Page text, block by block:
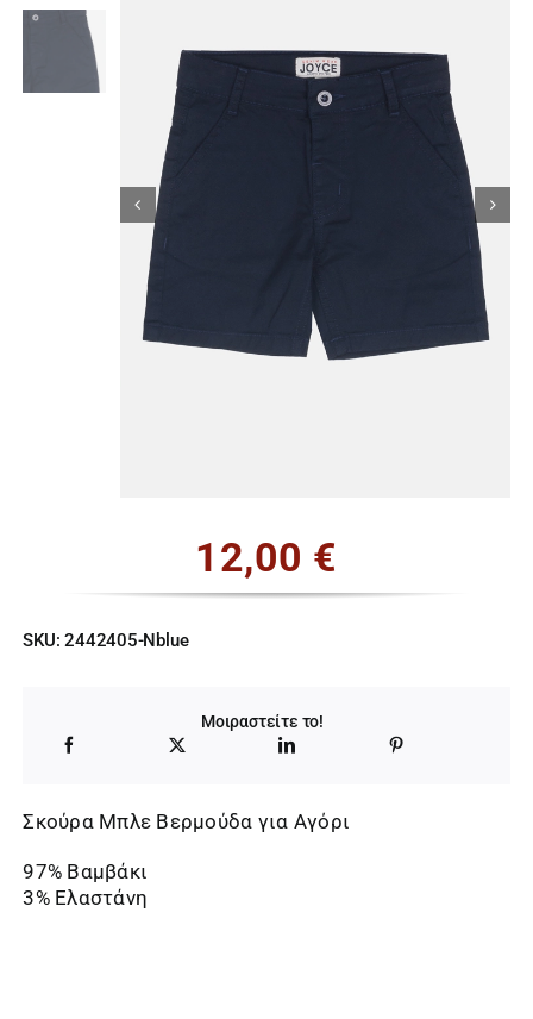
Κορίτσι
Εσώρουχα
Είδη Παρέλασης
Σχετικά με εμάς
12,00 €
SKU:2442405-Nblue
Μοιραστείτε το!
Σκούρα Μπλε Βερμούδα για Αγόρι
97% Βαμβάκι
3% Ελαστάνη